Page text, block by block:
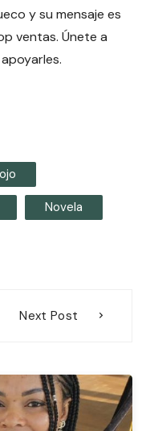
y su mensaje es
ventas. Únete a
Novela
Next Post